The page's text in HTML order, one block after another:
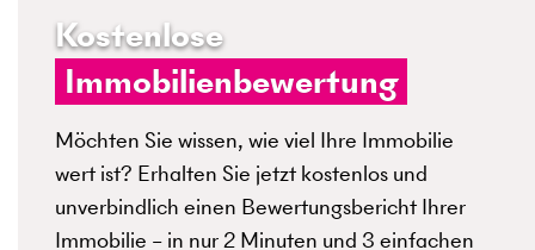
Kostenlose
Immobilienbewertung
Möchten Sie wissen, wie viel Ihre Immobilie
wert ist? Erhalten Sie jetzt kostenlos und
unverbindlich einen Bewertungsbericht Ihrer
Immobilie – in nur 2 Minuten und 3 einfachen